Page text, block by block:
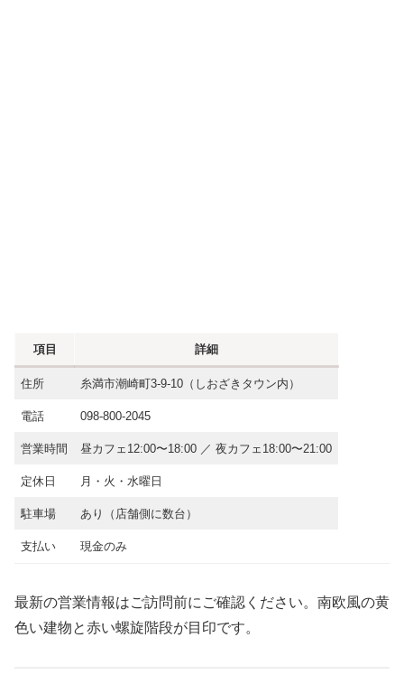
項目 詳細
住所 糸満市潮崎町3-9-10（しおざきタウン内）
電話 098-800-2045
営業時間 昼カフェ12:00〜18:00 ／ 夜カフェ18:00〜21:00
定休日 月・火・水曜日
駐車場 あり（店舗側に数台）
支払い 現金のみ
最新の営業情報はご訪問前にご確認ください。南欧風の黄
色い建物と赤い螺旋階段が目印です。